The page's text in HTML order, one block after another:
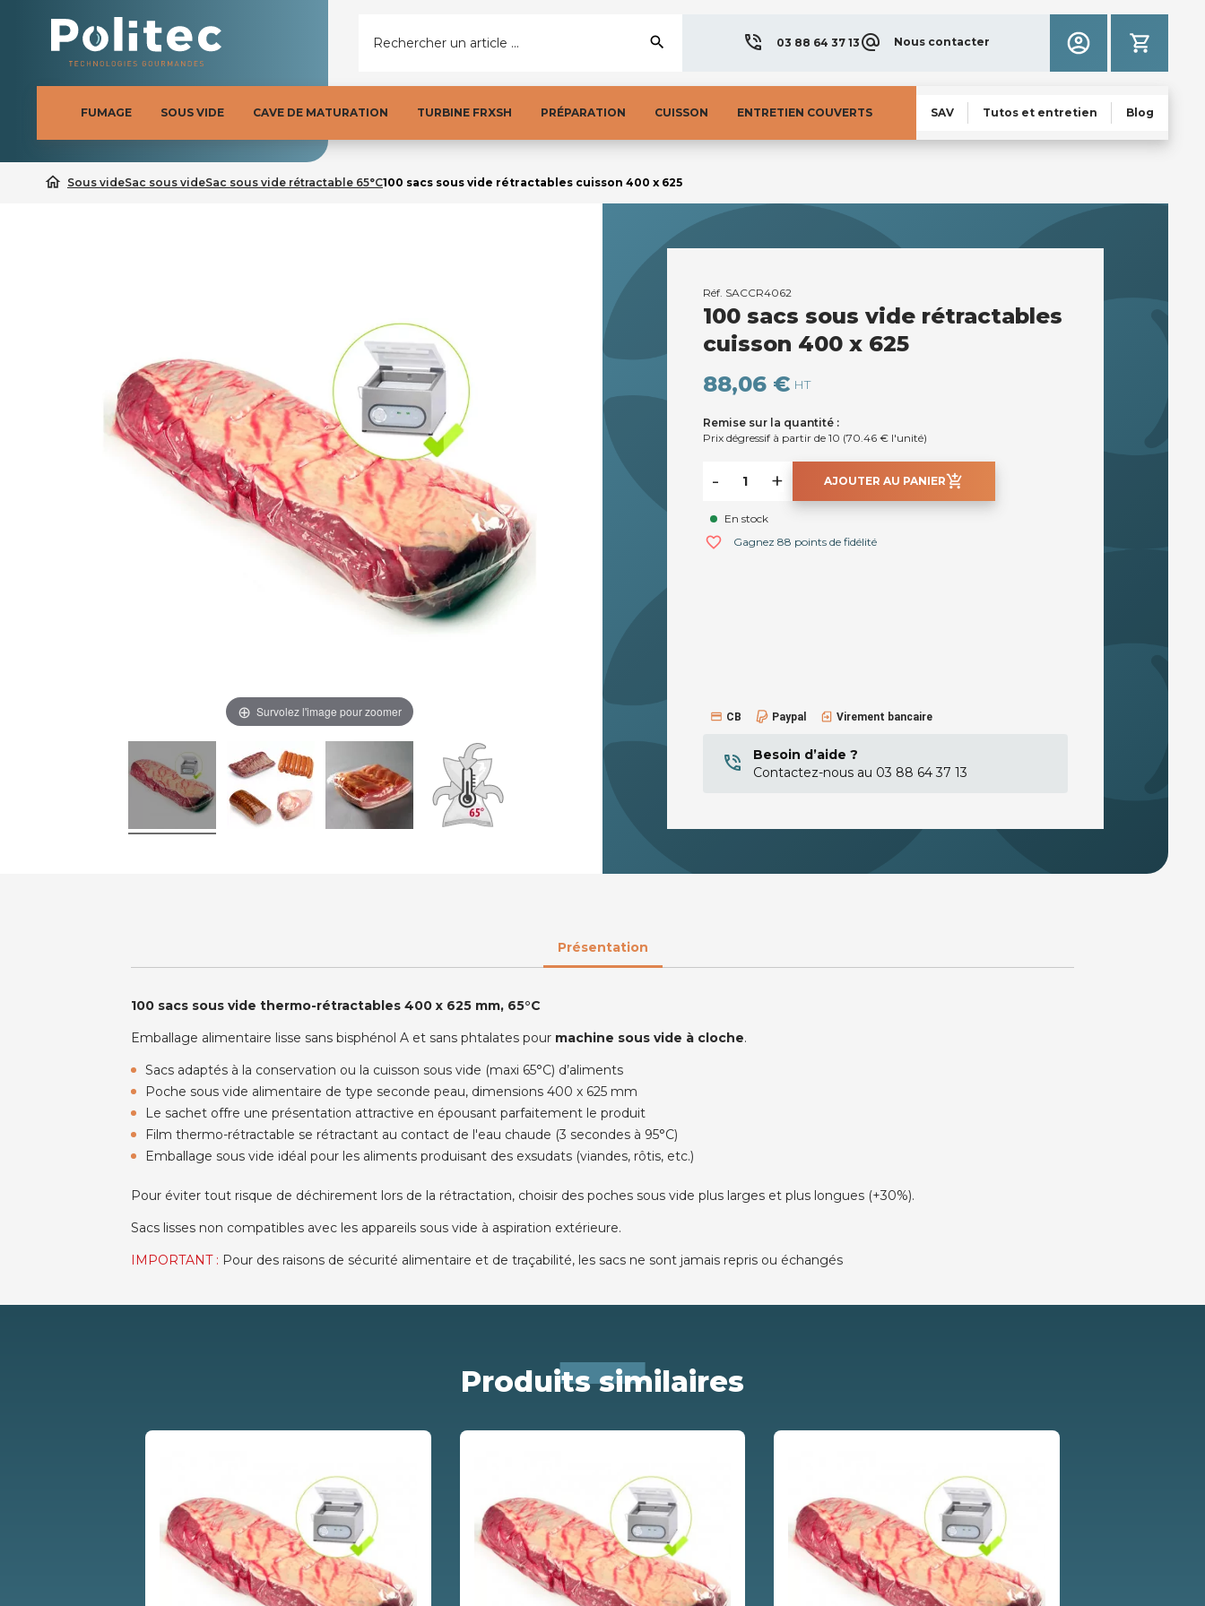
Rechercher un article ... search 03 88 64 37 13 Nous contacter
FUMAGE SOUS VIDE CAVE DE MATURATION TURBINE FRXSH PRÉPARATION CUISSON ENTRETIEN COUVERTS SAV Tutos et entretien Blog
home Sous videSac sous videSac sous vide rétractable 65°C100 sacs sous vide rétractables cuisson 400 x 625
Survolez l'image pour zoomer
Réf. SACCR4062
100 sacs sous vide rétractables
cuisson 400 x 625
88,06 € HT
Remise sur la quantité :
Prix dégressif à partir de 10 (70.46 € l'unité)
- + AJOUTER AU PANIERadd_shopping_cart
En stock
favorite_border Gagnez 88 points de fidélité
CB Paypal Virement bancaire
Besoin d’aide ?
Contactez-nous au 03 88 64 37 13
Présentation
100 sacs sous vide thermo-rétractables 400 x 625 mm, 65°C
Emballage alimentaire lisse sans bisphénol A et sans phtalates pour machine sous vide à cloche.
Sacs adaptés à la conservation ou la cuisson sous vide (maxi 65°C) d’aliments
Poche sous vide alimentaire de type seconde peau, dimensions 400 x 625 mm
Le sachet offre une présentation attractive en épousant parfaitement le produit
Film thermo-rétractable se rétractant au contact de l'eau chaude (3 secondes à 95°C)
Emballage sous vide idéal pour les aliments produisant des exsudats (viandes, rôtis, etc.)
Pour éviter tout risque de déchirement lors de la rétractation, choisir des poches sous vide plus larges et plus longues (+30%).
Sacs lisses non compatibles avec les appareils sous vide à aspiration extérieure.
IMPORTANT : Pour des raisons de sécurité alimentaire et de traçabilité, les sacs ne sont jamais repris ou échangés
Produits similaires